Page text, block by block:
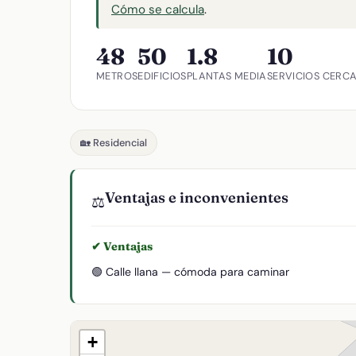
Cómo se calcula.
48
METROS
50
EDIFICIOS
1.8
PLANTAS MEDIA
10
SERVICIOS
🏡 Residencial
⚖️Ventajas e inconvenientes
✔ Ventajas
🟢 Calle llana — cómoda para caminar
+